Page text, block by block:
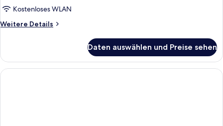
Kostenloses WLAN
Weitere Details
Weitere
Daten auswählen und Preise sehen